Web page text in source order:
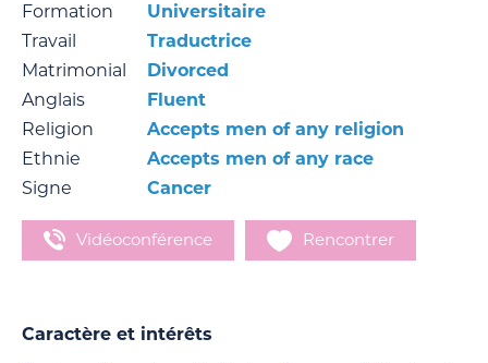
Formation
Universitaire
Travail
Traductrice
Matrimonial
Divorced
Anglais
Fluent
Religion
Accepts men of any religion
Ethnie
Accepts men of any race
Signe
Cancer
Vidéoconférence Rencontrer
Caractère et intérêts